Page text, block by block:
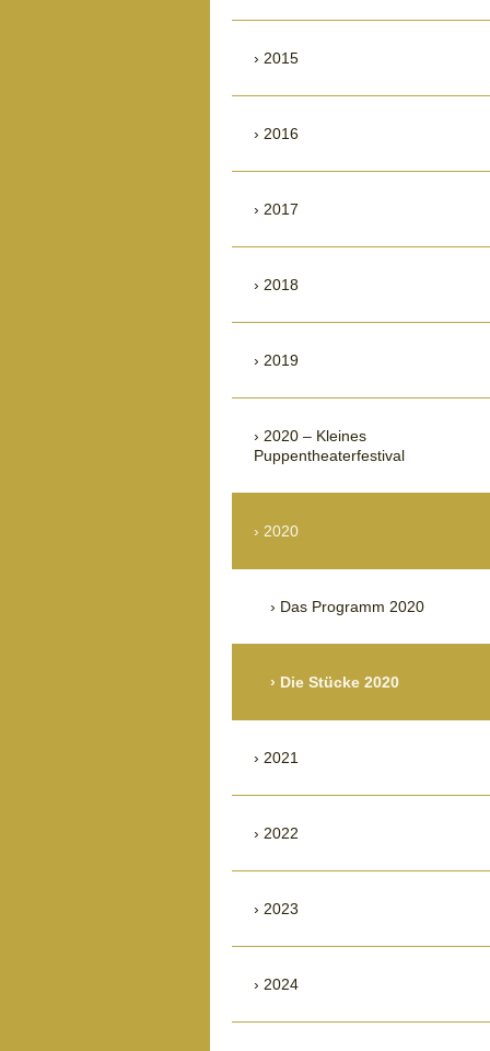
2015
2016
2017
2018
2019
2020 – Kleines
Puppentheaterfestival
2020
Das Programm 2020
Die Stücke 2020
2021
2022
2023
2024